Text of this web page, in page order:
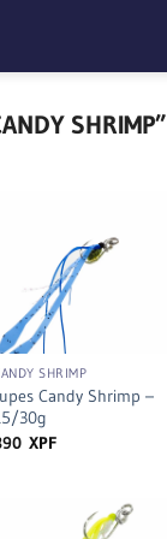
SHRIMP”
+
SHRIMP
Candy Shrimp –
30g
XPF